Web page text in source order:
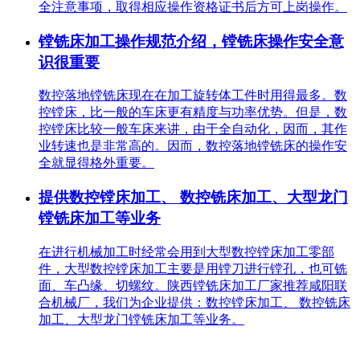
全注意事项，取得相应操作资格证书后方可上岗操作。
镗铣床加工操作规范介绍，镗铣床操作安全意
识很重要
数控落地镗铣床现在在加工旋转体工件时用得最多。数
控镗床，比一般的车床更有精度与功率优势。但是，数
控镗床比较一般车床来讲，由于全自动化，因而，其作
业转速也是非常高的。因而，数控落地镗铣床的操作安
全就显得格外重要。
提供数控镗床加工、 数控铣床加工、大型龙门
镗铣床加工等业务
在进行机械加工时经常会用到大型数控镗床加工零部
件，大型数控镗床加工主要是用镗刀进行镗孔，也可铣
面、车凸缘、切螺纹。陕西镗铣床加工厂家推荐咸阳联
合机械厂，我们为企业提供：数控镗床加工、 数控铣床
加工、大型龙门镗铣床加工等业务。